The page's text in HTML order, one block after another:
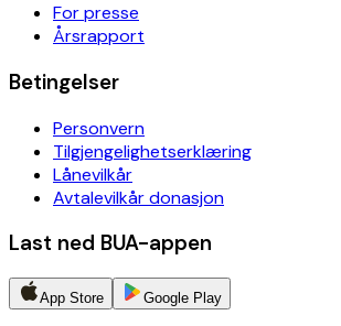
For presse
Årsrapport
Betingelser
Personvern
Tilgjengelighetserklæring
Lånevilkår
Avtalevilkår donasjon
Last ned BUA-appen
App Store Google Play